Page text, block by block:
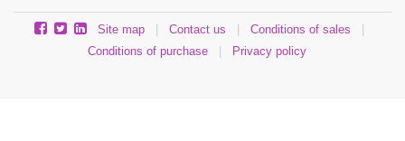
Site map Contact us Conditions of sales
Conditions of purchase
Privacy policy